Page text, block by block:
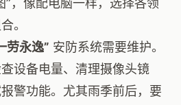
”，像配电脑一样，选择各领
。
劳永逸” 安防系统需要维护。
设备电量、清理摄像头镜
警功能。尤其雨季前后，要